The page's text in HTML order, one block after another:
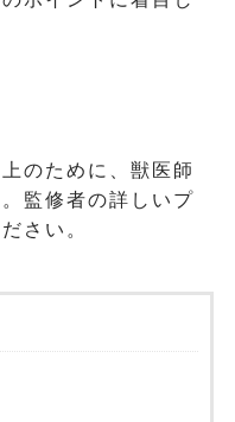
のために、獣医師
監修者の詳しいプ
さい。